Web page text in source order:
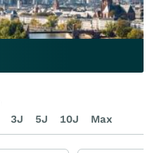
3J 5J 10J Max